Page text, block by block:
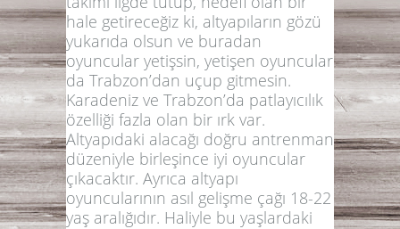
hale getireceğiz ki, altyapıların gözü
yukarıda olsun ve buradan
oyuncular yetişsin, yetişen oyuncular
da Trabzon’dan uçup gitmesin.
Karadeniz ve Trabzon’da patlayıcılık
özelliği fazla olan bir ırk var.
Altyapıdaki alacağı doğru antrenman
düzeniyle birleşince iyi oyuncular
çıkacaktır. Ayrıca altyapı
oyuncularının asıl gelişme çağı 18-22
yaş aralığıdır. Haliyle bu yaşlardaki